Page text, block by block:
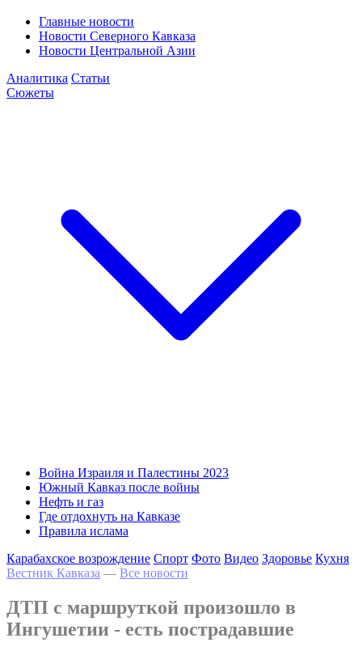
Главные новости
Новости Северного Кавказа
Новости Центральной Азии
Аналитика Статьи
Сюжеты
Война Израиля и Палестины 2023
Южный Кавказ после войны
Нефть и газ
Где отдохнуть на Кавказе
Правила ислама
Карабахское возрождение Спорт Фото Видео Здоровье Кухня
Вестник Кавказа — Все новости
ДТП с маршруткой произошло в
Ингушетии - есть пострадавшие